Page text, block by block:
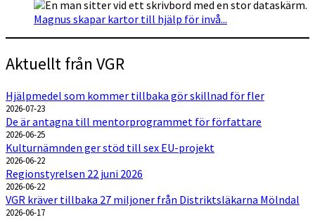
Magnus skapar kartor till hjälp för invå...
Aktuellt från VGR
Hjälpmedel som kommer tillbaka gör skillnad för fler
2026-07-23
De är antagna till mentorprogrammet för författare
2026-06-25
Kulturnämnden ger stöd till sex EU-projekt
2026-06-22
Regionstyrelsen 22 juni 2026
2026-06-22
VGR kräver tillbaka 27 miljoner från Distriktsläkarna Mölndal
2026-06-17